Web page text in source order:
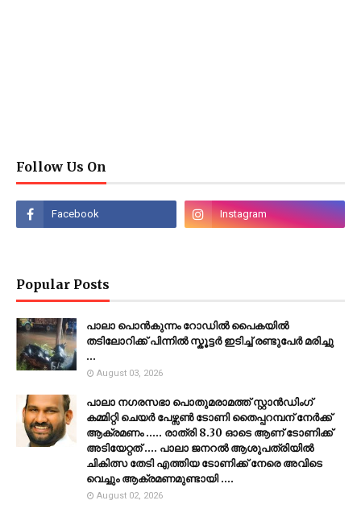
Follow Us On
Popular Posts
പാലാ പൊൻകുന്നം റോഡിൽ പൈകയിൽ
തടിലോറിക്ക് പിന്നിൽ സ്കൂട്ടർ ഇടിച്ച് രണ്ടുപേർ മരിച്ചു
...
August 03, 2026
പാലാ നഗരസഭാ പൊതുമരാമത്ത് സ്റ്റാൻഡിംഗ്
കമ്മിറ്റി ചെയർ പേഴ്സൺ ടോണി തൈപ്പറമ്പന് നേർക്ക്
ആക്രമണം ..... രാത്രി 8.30 ഓടെ ആണ് ടോണിക്ക്
അടിയേറ്റത് .... പാലാ ജനറൽ ആശുപത്രിയിൽ
ചികിത്സ തേടി എത്തിയ ടോണിക്ക് നേരെ അവിടെ
വെച്ചും ആക്രമണമുണ്ടായി ....
August 02, 2026